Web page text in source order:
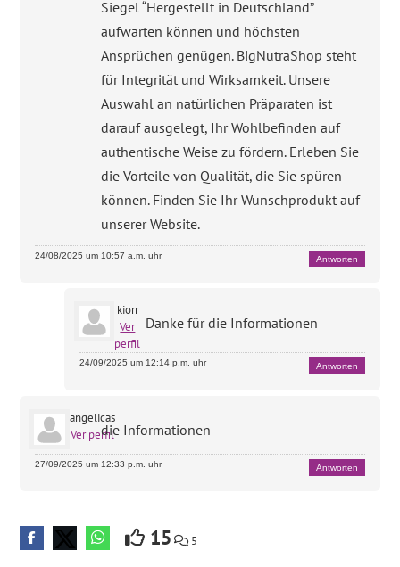
Siegel “Hergestellt in Deutschland”
aufwarten können und höchsten
Ansprüchen genügen. BigNutraShop steht
für Integrität und Wirksamkeit. Unsere
Auswahl an natürlichen Präparaten ist
darauf ausgelegt, Ihr Wohlbefinden auf
authentische Weise zu fördern. Erleben Sie
die Vorteile von Qualität, die Sie spüren
können. Finden Sie Ihr Wunschprodukt auf
unserer Website.
24/08/2025 um 10:57 a.m. uhr Antworten
kiorr
Ver
perfil
Danke für die Informationen
24/09/2025 um 12:14 p.m. uhr Antworten
angelicas
Ver perfildie Informationen
27/09/2025 um 12:33 p.m. uhr Antworten
15 5